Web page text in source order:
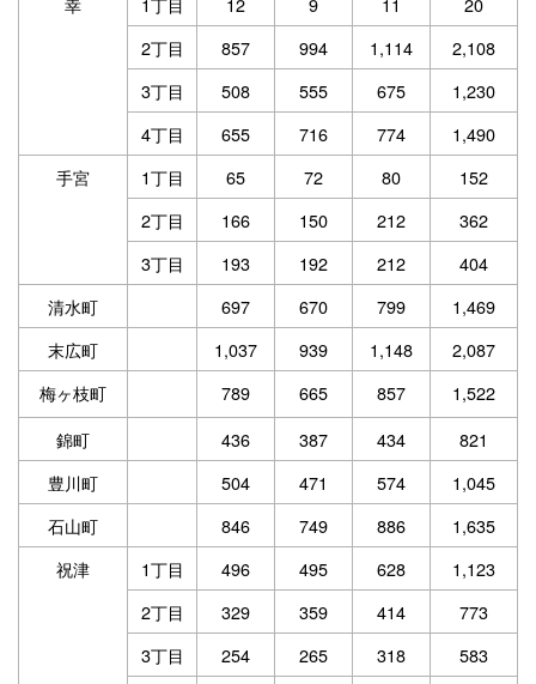
2丁目
857 994 1,114
2,108
3丁目
508 555 675
1,230
4丁目
655 716 774
1,490
手宮
1丁目 65 72 80
152
2丁目
166 150 212
362
3丁目
193 192 212
404
清水町
697 670 799
1,469
末広町
1,037 939 1,148
2,087
梅ヶ枝町
789 665 857
1,522
錦町
436 387 434
821
豊川町
504 471 574
1,045
石山町
846 749 886
1,635
祝津
1丁目 496 495 628
1,123
2丁目
329 359 414
773
3丁目
254 265 318
583